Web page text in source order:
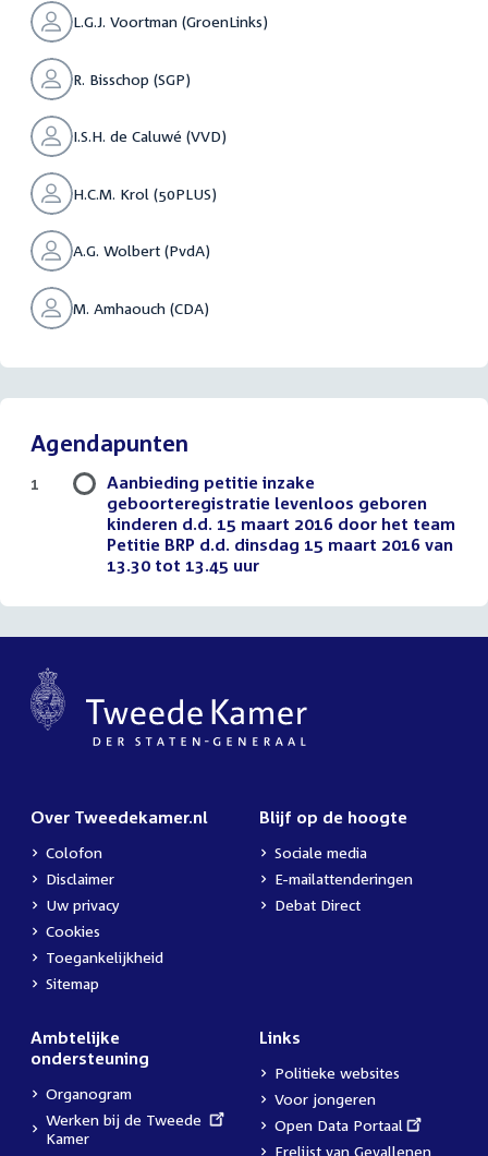
L.G.J. Voortman (GroenLinks)
R. Bisschop (SGP)
I.S.H. de Caluwé (VVD)
H.C.M. Krol (50PLUS)
A.G. Wolbert (PvdA)
M. Amhaouch (CDA)
Agendapunten
Aanbieding petitie inzake
geboorteregistratie levenloos geboren
kinderen d.d. 15 maart 2016 door het team
Petitie BRP d.d. dinsdag 15 maart 2016 van
13.30 tot 13.45 uur
1
Over Tweedekamer.nl
Colofon
Disclaimer
Uw privacy
Cookies
Toegankelijkheid
Sitemap
Blijf op de hoogte
Sociale media
E-mailattenderingen
Debat Direct
Ambtelijke
ondersteuning
Organogram
External
link:
Werken bij de Tweede
Kamer
Links
Politieke websites
Voor jongeren
External
link:
Open Data Portaal
Erelijst van Gevallenen